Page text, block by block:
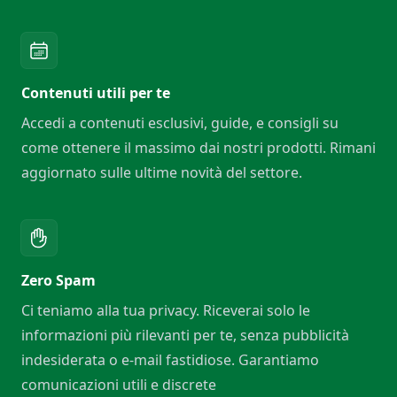
Contenuti utili per te
Accedi a contenuti esclusivi, guide, e consigli su
come ottenere il massimo dai nostri prodotti. Rimani
aggiornato sulle ultime novità del settore.
Zero Spam
Ci teniamo alla tua privacy. Riceverai solo le
informazioni più rilevanti per te, senza pubblicità
indesiderata o e-mail fastidiose. Garantiamo
comunicazioni utili e discrete